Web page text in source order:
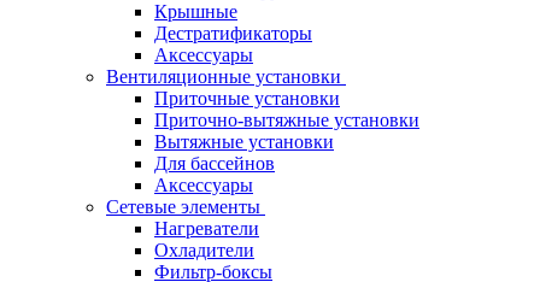
Крышные
Дестратификаторы
Аксессуары
Вентиляционные установки
Приточные установки
Приточно-вытяжные установки
Вытяжные установки
Для бассейнов
Аксессуары
Сетевые элементы
Нагреватели
Охладители
Фильтр-боксы